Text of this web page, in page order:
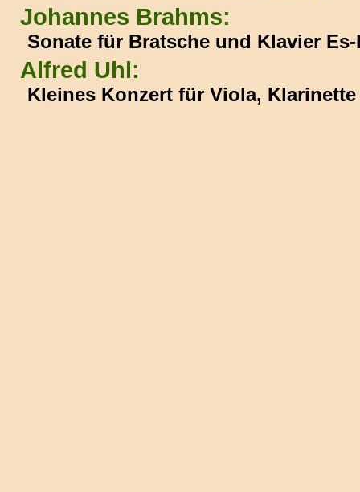
Johannes Brahms:
Sonate für Bratsche und Klavier Es-
Alfred Uhl:
Kleines Konzert für Viola,